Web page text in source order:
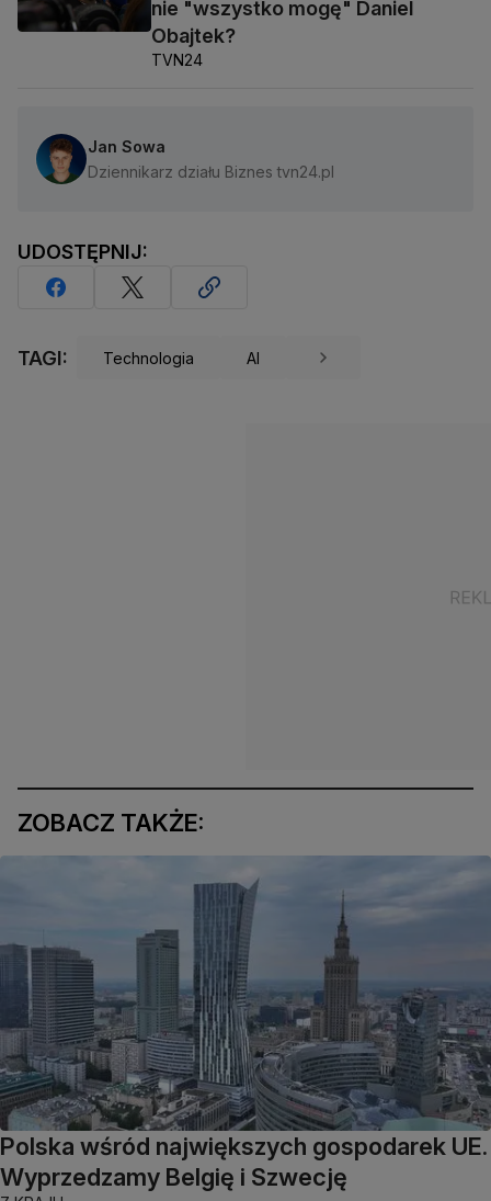
nie "wszystko mogę" Daniel
Obajtek?
TVN24
Jan Sowa
Dziennikarz działu Biznes tvn24.pl
UDOSTĘPNIJ:
TAGI: Technologia AI
ZOBACZ TAKŻE:
Polska wśród największych gospodarek UE.
Wyprzedzamy Belgię i Szwecję